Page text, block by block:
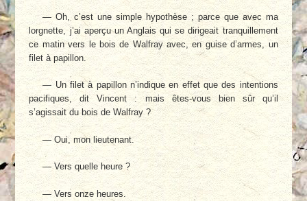
— Oh, c’est une simple hypothèse ; parce que avec ma
lorgnette, j’ai aperçu un Anglais qui se dirigeait tranquillement
ce matin vers le bois de Walfray avec, en guise d’armes, un
filet à papillon.
— Un filet à papillon n’indique en effet que des intentions
pacifiques, dit Vincent : mais êtes-vous bien sûr qu’il
s’agissait du bois de Walfray ?
— Oui, mon lieutenant.
— Vers quelle heure ?
— Vers onze heures.